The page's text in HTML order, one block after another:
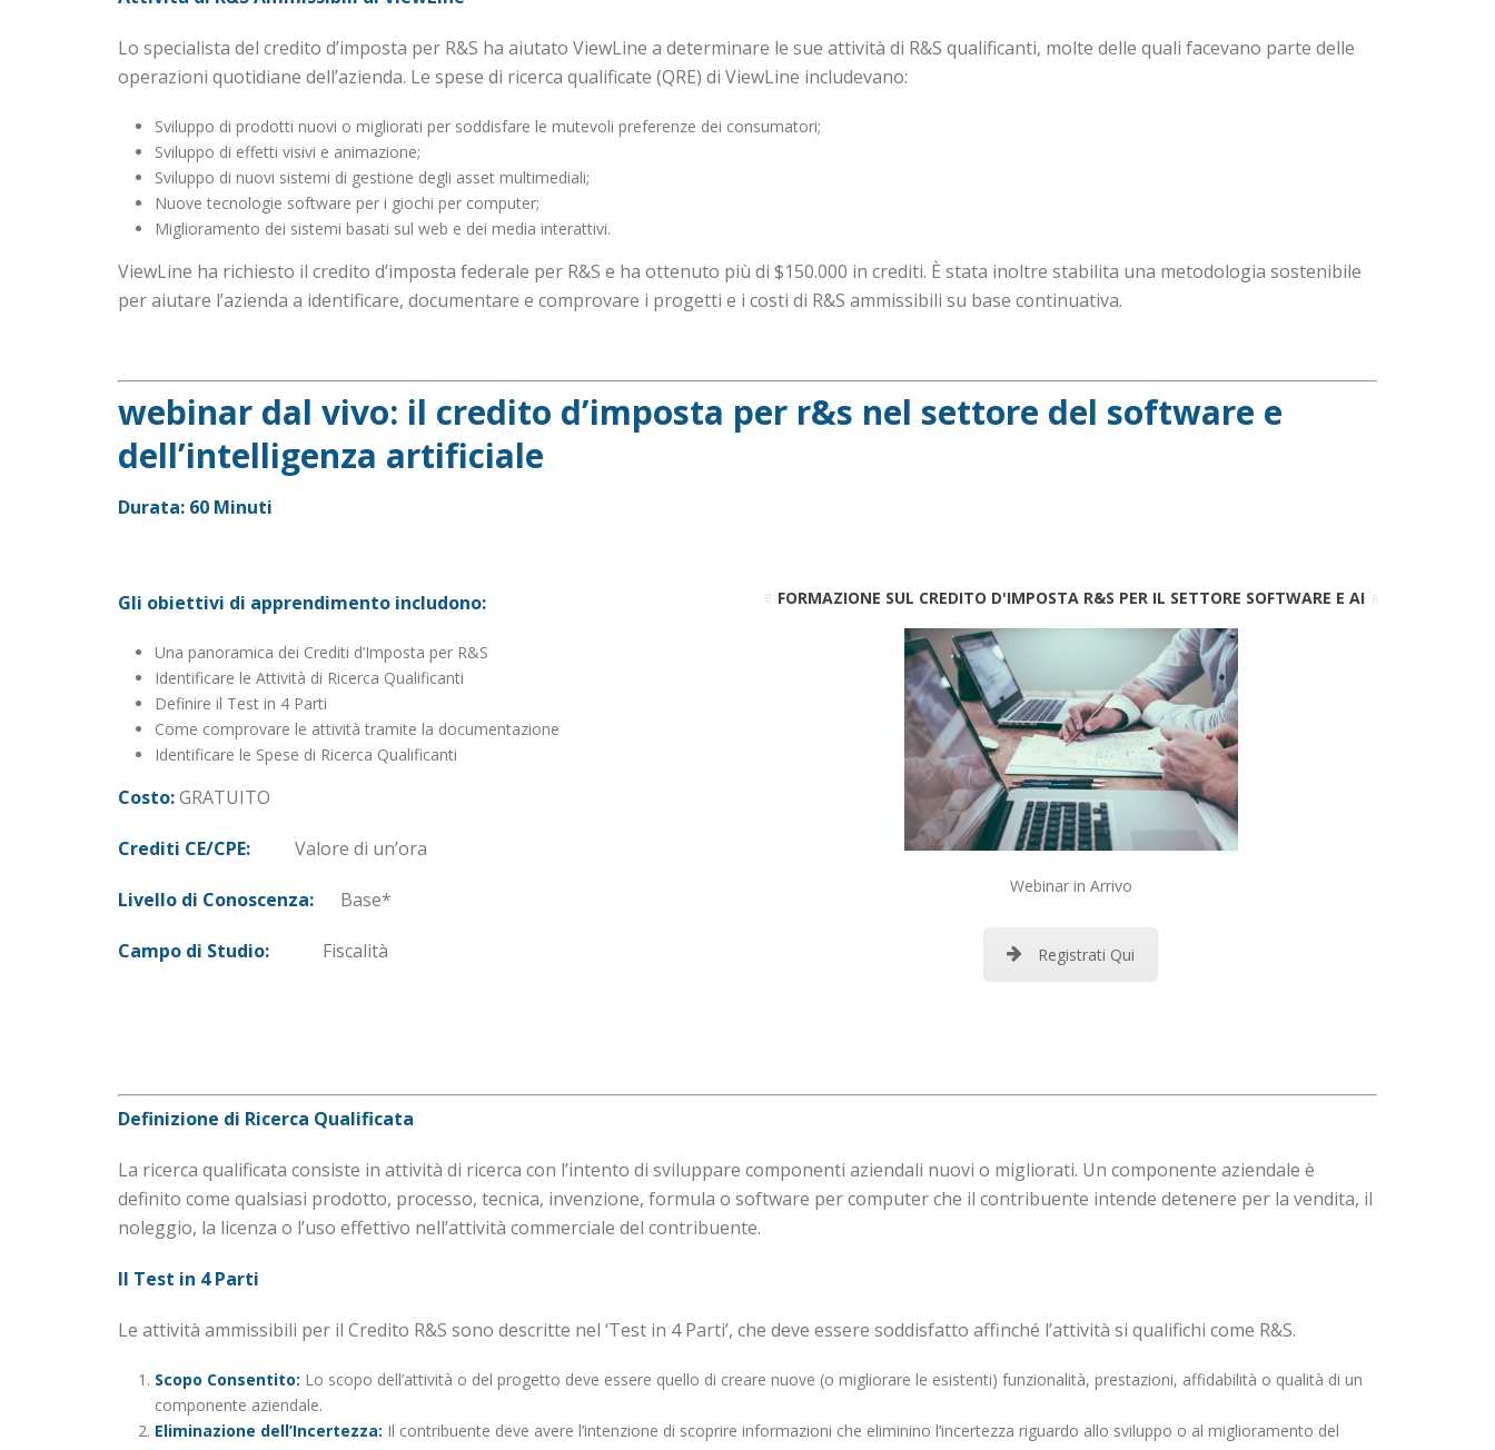
Lo specialista del credito d’imposta per R&S ha aiutato ViewLine a determinare le sue attività di R&S qualificanti, molte delle quali facevano parte delle
operazioni quotidiane dell’azienda. Le spese di ricerca qualificate (QRE) di ViewLine includevano:
Sviluppo di prodotti nuovi o migliorati per soddisfare le mutevoli preferenze dei consumatori;
Sviluppo di effetti visivi e animazione;
Sviluppo di nuovi sistemi di gestione degli asset multimediali;
Nuove tecnologie software per i giochi per computer;
Miglioramento dei sistemi basati sul web e dei media interattivi.
ViewLine ha richiesto il credito d’imposta federale per R&S e ha ottenuto più di $150.000 in crediti. È stata inoltre stabilita una metodologia sostenibile
per aiutare l’azienda a identificare, documentare e comprovare i progetti e i costi di R&S ammissibili su base continuativa.
webinar dal vivo: il credito d’imposta per r&s nel settore del software e
dell’intelligenza artificiale
Durata: 60 Minuti
Gli obiettivi di apprendimento includono:
Una panoramica dei Crediti d’Imposta per R&S
Identificare le Attività di Ricerca Qualificanti
Definire il Test in 4 Parti
Come comprovare le attività tramite la documentazione
Identificare le Spese di Ricerca Qualificanti
Costo:GRATUITO
Crediti CE/CPE: Valore di un’ora
Livello di Conoscenza: Base*
Campo di Studio: Fiscalità
FORMAZIONE SUL CREDITO D'IMPOSTA R&S PER IL SETTORE SOFTWARE E AI
Webinar in Arrivo
Registrati Qui
Definizione di Ricerca Qualificata
La ricerca qualificata consiste in attività di ricerca con l’intento di sviluppare componenti aziendali nuovi o migliorati. Un componente aziendale è
definito come qualsiasi prodotto, processo, tecnica, invenzione, formula o software per computer che il contribuente intende detenere per la vendita, il
noleggio, la licenza o l’uso effettivo nell’attività commerciale del contribuente.
Il Test in 4 Parti
Le attività ammissibili per il Credito R&S sono descritte nel ‘Test in 4 Parti’, che deve essere soddisfatto affinché l’attività si qualifichi come R&S.
Scopo Consentito: Lo scopo dell’attività o del progetto deve essere quello di creare nuove (o migliorare le esistenti) funzionalità, prestazioni, affidabilità o qualità di un
componente aziendale.
Eliminazione dell’Incertezza: Il contribuente deve avere l’intenzione di scoprire informazioni che eliminino l’incertezza riguardo allo sviluppo o al miglioramento del